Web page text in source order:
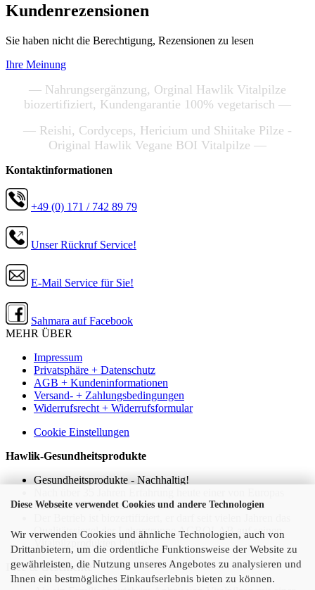
Diese Webseite verwendet Cookies und andere Technologien
Wir verwenden Cookies und ähnliche Technologien, auch von
Drittanbietern, um die ordentliche Funktionsweise der Website zu
gewährleisten, die Nutzung unseres Angebotes zu analysieren und
Ihnen ein bestmögliches Einkaufserlebnis bieten zu können.
Kundenrezensionen
Sie haben nicht die Berechtigung, Rezensionen zu lesen
Ihre Meinung
— Nahrungsergänzung, Orginal Hawlik Vitalpilze
biozertifiziert, Kundengarantie 100% vegetarisch —
— Reishi, Cordyceps, Hericium und Shiitake Pilze -
Original Hawlik Vegane BOI Vitalpilze —
Kontaktinformationen
+49 (0) 171 / 742 89 79
Unser Rückruf Service!
E-Mail Service für Sie!
Sahmara auf Facebook
MEHR ÜBER
Impressum
Privatsphäre + Datenschutz
AGB + Kundeninformationen
Versand- + Zahlungsbedingungen
Widerrufsrecht + Widerrufsformular
Cookie Einstellungen
Hawlik-Gesundheitsprodukte
Gesundheitsprodukte - Nachhaltig!
führenden Pilzproduzenten.
Qualitätssiegel der Laborgruppe AGROLAB auf seinen
Vitalpilzprodukten führen.
Idee & Geschichte